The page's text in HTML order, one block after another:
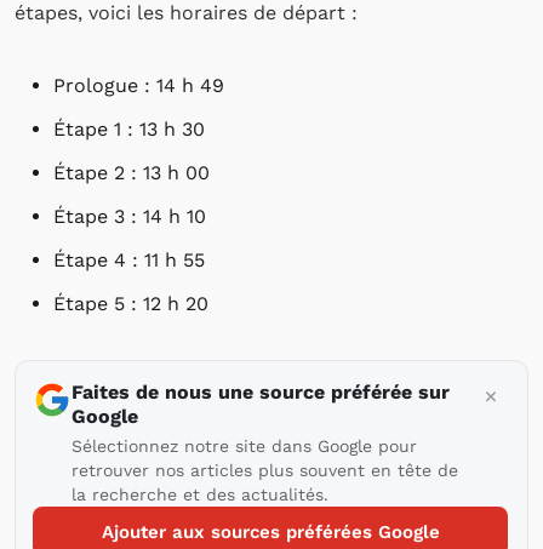
étapes, voici les horaires de départ :
Prologue : 14 h 49
Étape 1 : 13 h 30
Étape 2 : 13 h 00
Étape 3 : 14 h 10
Étape 4 : 11 h 55
Étape 5 : 12 h 20
Faites de nous une source préférée sur
Google
Sélectionnez notre site dans Google pour
retrouver nos articles plus souvent en tête de
la recherche et des actualités.
Ajouter aux sources préférées Google